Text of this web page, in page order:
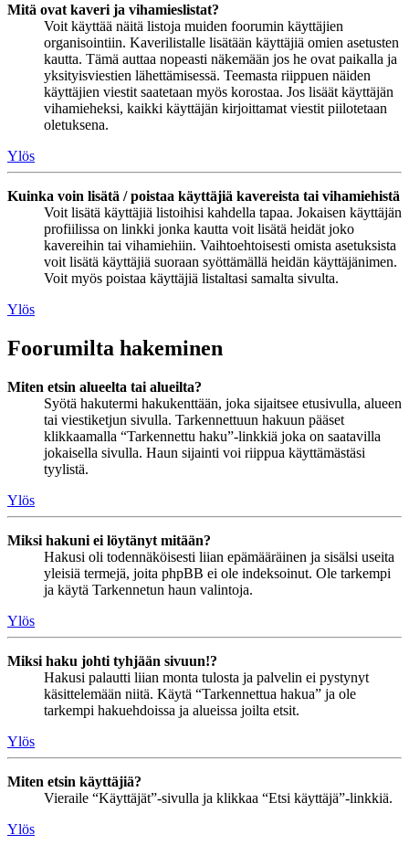
Mitä ovat kaveri ja vihamieslistat?
Voit käyttää näitä listoja muiden foorumin käyttäjien
organisointiin. Kaverilistalle lisätään käyttäjiä omien asetusten
kautta. Tämä auttaa nopeasti näkemään jos he ovat paikalla ja
yksityisviestien lähettämisessä. Teemasta riippuen näiden
käyttäjien viestit saatetaan myös korostaa. Jos lisäät käyttäjän
vihamieheksi, kaikki käyttäjän kirjoittamat viestit piilotetaan
oletuksena.
Ylös
Kuinka voin lisätä / poistaa käyttäjiä kavereista tai vihamiehistä
Voit lisätä käyttäjiä listoihisi kahdella tapaa. Jokaisen käyttäjän
profiilissa on linkki jonka kautta voit lisätä heidät joko
kavereihin tai vihamiehiin. Vaihtoehtoisesti omista asetuksista
voit lisätä käyttäjiä suoraan syöttämällä heidän käyttäjänimen.
Voit myös poistaa käyttäjiä listaltasi samalta sivulta.
Ylös
Foorumilta hakeminen
Miten etsin alueelta tai alueilta?
Syötä hakutermi hakukenttään, joka sijaitsee etusivulla, alueen
tai viestiketjun sivulla. Tarkennettuun hakuun pääset
klikkaamalla “Tarkennettu haku”-linkkiä joka on saatavilla
jokaisella sivulla. Haun sijainti voi riippua käyttämästäsi
tyylistä.
Ylös
Miksi hakuni ei löytänyt mitään?
Hakusi oli todennäköisesti liian epämääräinen ja sisälsi useita
yleisiä termejä, joita phpBB ei ole indeksoinut. Ole tarkempi
ja käytä Tarkennetun haun valintoja.
Ylös
Miksi haku johti tyhjään sivuun!?
Hakusi palautti liian monta tulosta ja palvelin ei pystynyt
käsittelemään niitä. Käytä “Tarkennettua hakua” ja ole
tarkempi hakuehdoissa ja alueissa joilta etsit.
Ylös
Miten etsin käyttäjiä?
Vieraile “Käyttäjät”-sivulla ja klikkaa “Etsi käyttäjä”-linkkiä.
Ylös